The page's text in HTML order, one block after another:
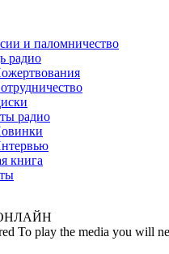
и паломничество
радио
радио
книга
To play the media you will